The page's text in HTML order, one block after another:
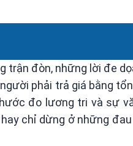
đòn, những lời đe
phải trả giá bằng
đo lương tri và sự
chỉ dừng ở những